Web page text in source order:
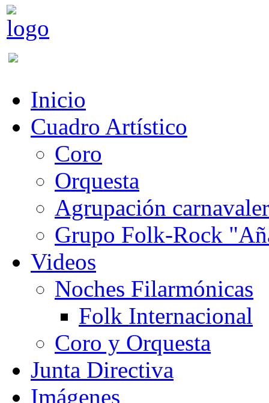
Inicio
Cuadro Artístico
Coro
Orquesta
Agrupación
Grupo Folk-Rock
Videos
Noches Filarmónicas
Folk Internacional
Coro y Orquesta
Junta Directiva
Imágenes